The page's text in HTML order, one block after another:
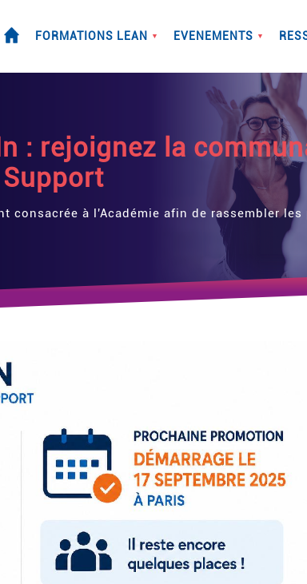
FORMATIONS LEAN ▼ EVENEMENTS ▼
: rejoignez la
consacrée à l'Académie afin de rassembler